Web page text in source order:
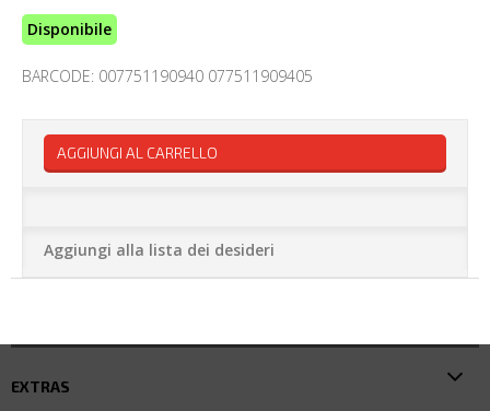
Disponibile
BARCODE: 007751190940 077511909405
AGGIUNGI AL CARRELLO
Aggiungi alla lista dei desideri
EXTRAS